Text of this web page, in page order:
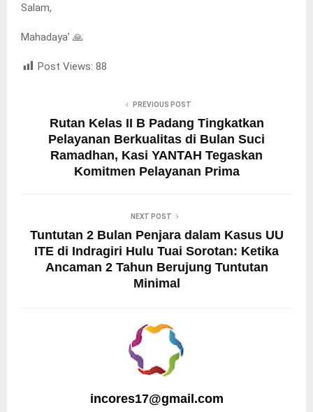
Salam,
Mahadaya’ 🙏
Post Views: 88
PREVIOUS POST
Rutan Kelas II B Padang Tingkatkan
Pelayanan Berkualitas di Bulan Suci
Ramadhan, Kasi YANTAH Tegaskan
Komitmen Pelayanan Prima
NEXT POST
Tuntutan 2 Bulan Penjara dalam Kasus UU
ITE di Indragiri Hulu Tuai Sorotan: Ketika
Ancaman 2 Tahun Berujung Tuntutan
Minimal
incores17@gmail.com